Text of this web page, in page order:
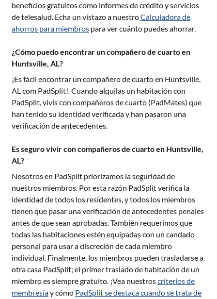
beneficios gratuitos como informes de crédito y servicios
de telesalud. Echa un vistazo a nuestroCalculadora de
ahorros para miembros para ver cuánto puedes ahorrar.
¿Cómo puedo encontrar un compañero de cuarto en
Huntsville, AL?
¡Es fácil encontrar un compañero de cuarto en Huntsville,
ALcom PadSplit!. Cuando alquilas un habitación con
PadSplit, vivis con compañeros de cuarto (PadMates) que
han tenido su identidad verificada y han pasaron una
verificación de antecedentes.
Es seguro vivir con compañeros de cuarto en Huntsville,
AL?
Nosotros en PadSplit priorizamos la seguridad de
nuestros miembros. Por esta razón PadSplit verifica la
identidad de todos los residentes, y todos los miembros
tienen que pasar una verificación de antecedentes penales
antes de que sean aprobadas. También requerimos que
todas las habitaciones estén equipadas con un candado
personal para usar a discreción de cada miembro
individual. Finalmente, los miembros pueden trasladarse a
otra casa PadSplit; el primer traslado de habitación de un
miembro es siempre gratuito. ¡Vea nuestroscriterios de
membresíay cómo PadSplit se destaca cuando se trata de